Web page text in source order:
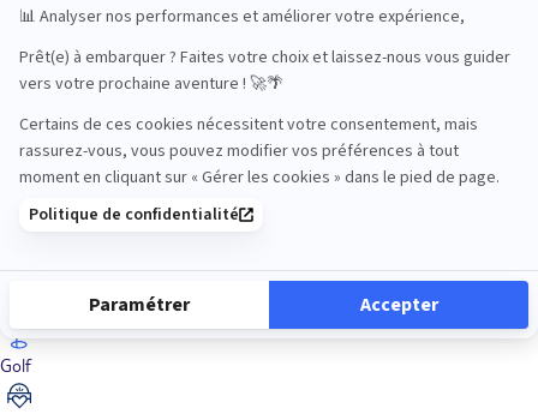
En train
Entre amis
Ethique
Golf